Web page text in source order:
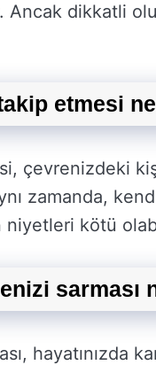
dikkatli
etmesi
çevrenizdeki
zamanda,
kötü
sarması
hayatınızda